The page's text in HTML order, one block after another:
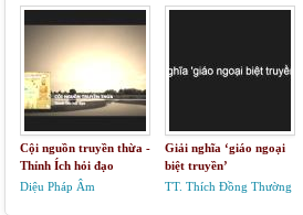
Cội nguồn truyền thừa -
Thỉnh Ích hỏi đạo
Diệu Pháp Âm
Giải nghĩa ‘giáo ngoại
biệt truyền’
TT. Thích Đồng Thường